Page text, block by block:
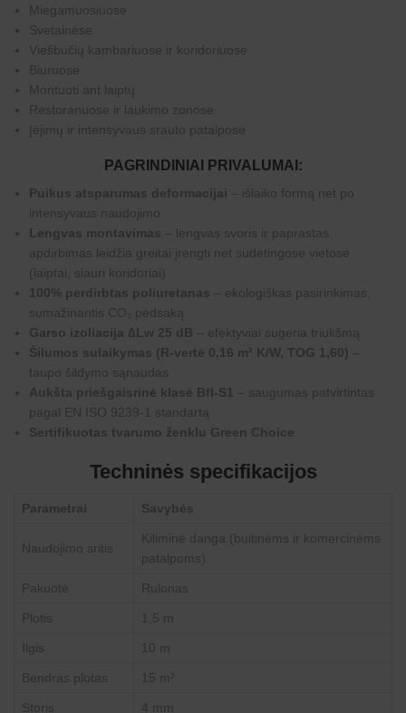
Miegamuosiuose
Svetainėse
Viešbučių kambariuose ir koridoriuose
Biuruose
Montuoti ant laiptų
Restoranuose ir laukimo zonose
Įėjimų ir intensyvaus srauto patalpose
PAGRINDINIAI PRIVALUMAI:
Puikus atsparumas deformacijai – išlaiko formą net po
intensyvaus naudojimo
Lengvas montavimas – lengvas svoris ir paprastas
apdirbimas leidžia greitai įrengti net sudėtingose vietose
(laiptai, siauri koridoriai)
100% perdirbtas poliuretanas – ekologiškas pasirinkimas,
sumažinantis CO₂ pėdsaką
Garso izoliacija ∆Lw 25 dB – efektyviai sugeria triukšmą
Šilumos sulaikymas (R-vertė 0,16 m² K/W, TOG 1,60) –
taupo šildymo sąnaudas
Aukšta priešgaisrinė klasė Bfl-S1 – saugumas patvirtintas
pagal EN ISO 9239-1 standartą
Sertifikuotas tvarumo ženklu Green Choice
Techninės specifikacijos
Parametrai Savybės
Naudojimo sritis
Kiliminė danga (buitinėms ir komercinėms
patalpoms)
Pakuotė Rulonas
Plotis 1,5 m
Ilgis 10 m
Bendras plotas 15 m²
Storis 4 mm